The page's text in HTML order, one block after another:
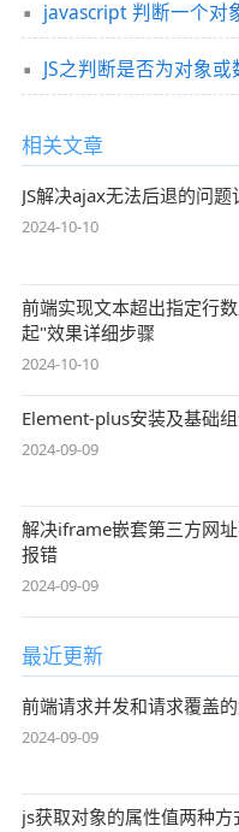
javascript 判断一个对
JS之判断是否为对象
相关文章
JS解决ajax无法后退的问题
2024-10-10
前端实现文本超出指定行
起"效果详细步骤
2024-10-10
Element-plus安装及基础
2024-09-09
解决iframe嵌套第三方网
报错
2024-09-09
最近更新
前端请求并发和请求覆盖
2024-09-09
js获取对象的属性值两种方